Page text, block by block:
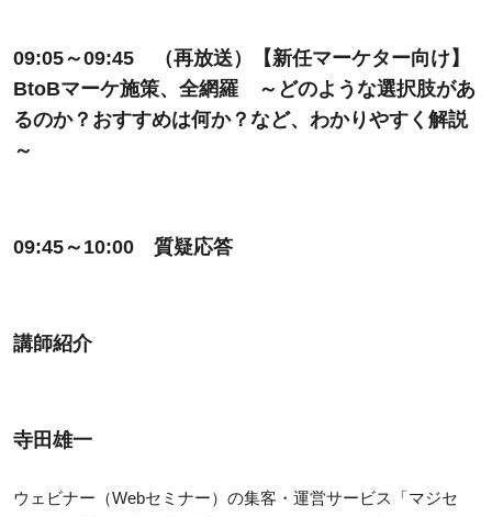
09:05～09:45 （再放送）【新任マーケター向け】
BtoBマーケ施策、全網羅 ～どのような選択肢があ
るのか？おすすめは何か？など、わかりやすく解説
～
09:45～10:00 質疑応答
講師紹介
寺田雄一
ウェビナー（Webセミナー）の集客・運営サービス「マジセ